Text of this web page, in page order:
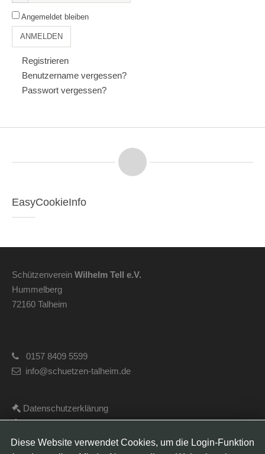
Angemeldet bleiben
ANMELDEN
Registrieren
Benutzername vergessen?
Passwort vergessen?
EasyCookieInfo
Schützenverein Wilhelm Tell e.V.
Hummelberg
72160 Talheim
0157 8409 5599
info@schuetzen-talheim.de
Datenschutzerklärung
Impressum
Satzung
Diese Website verwendet Cookies, um die Login-Funktion